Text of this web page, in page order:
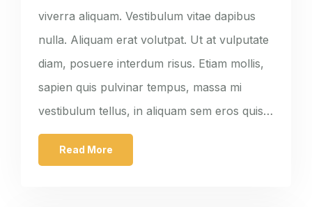
viverra aliquam. Vestibulum vitae dapibus
nulla. Aliquam erat volutpat. Ut at vulputate
diam, posuere interdum risus. Etiam mollis,
sapien quis pulvinar tempus, massa mi
vestibulum tellus, in aliquam sem eros quis…
Read More